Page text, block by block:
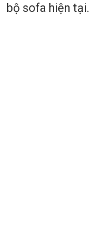
bộ sofa hiện tại.